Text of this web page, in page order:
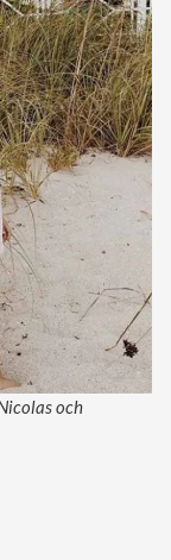
och